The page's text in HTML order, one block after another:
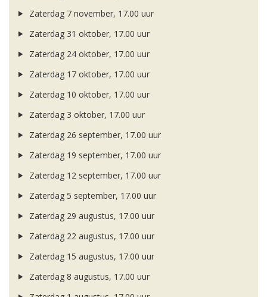
Zaterdag 7 november, 17.00 uur
Zaterdag 31 oktober, 17.00 uur
Zaterdag 24 oktober, 17.00 uur
Zaterdag 17 oktober, 17.00 uur
Zaterdag 10 oktober, 17.00 uur
Zaterdag 3 oktober, 17.00 uur
Zaterdag 26 september, 17.00 uur
Zaterdag 19 september, 17.00 uur
Zaterdag 12 september, 17.00 uur
Zaterdag 5 september, 17.00 uur
Zaterdag 29 augustus, 17.00 uur
Zaterdag 22 augustus, 17.00 uur
Zaterdag 15 augustus, 17.00 uur
Zaterdag 8 augustus, 17.00 uur